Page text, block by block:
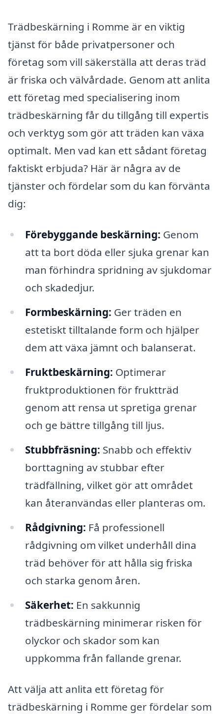
Trädbeskärning i Romme är en viktig
tjänst för både privatpersoner och
företag som vill säkerställa att deras träd
är friska och välvårdade. Genom att anlita
ett företag med specialisering inom
trädbeskärning får du tillgång till expertis
och verktyg som gör att träden kan växa
optimalt. Men vad kan ett sådant företag
faktiskt erbjuda? Här är några av de
tjänster och fördelar som du kan förvänta
dig:
Förebyggande beskärning: Genom
att ta bort döda eller sjuka grenar kan
man förhindra spridning av sjukdomar
och skadedjur.
Formbeskärning: Ger träden en
estetiskt tilltalande form och hjälper
dem att växa jämnt och balanserat.
Fruktbeskärning: Optimerar
fruktproduktionen för fruktträd
genom att rensa ut spretiga grenar
och ge bättre tillgång till ljus.
Stubbfräsning: Snabb och effektiv
borttagning av stubbar efter
trädfällning, vilket gör att området
kan återanvändas eller planteras om.
Rådgivning: Få professionell
rådgivning om vilket underhåll dina
träd behöver för att hålla sig friska
och starka genom åren.
Säkerhet: En sakkunnig
trädbeskärning minimerar risken för
olyckor och skador som kan
uppkomma från fallande grenar.
Att välja att anlita ett företag för
trädbeskärning i Romme ger fördelar som